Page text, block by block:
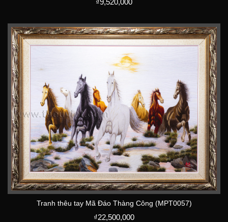
₫9,520,000
Tranh thêu tay Mã Đáo Thàng Công (MPT0057)
₫22,500,000